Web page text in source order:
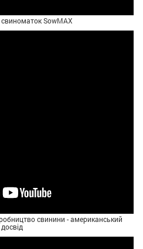
SowMAX
свинини - американський
досвід